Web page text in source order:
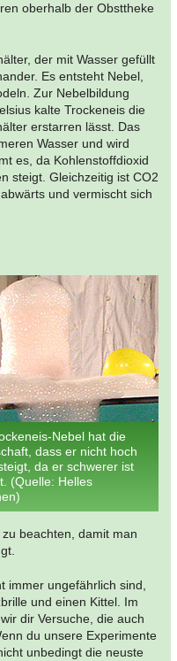
oberhalb der Obsttheke
der mit Wasser gefüllt
Es entsteht Nebel,
Zur Nebelbildung
kalte Trockeneis die
erstarren lässt. Das
Wasser und wird
es, da Kohlenstoffdioxid
steigt. Gleichzeitig ist CO2
und vermischt sich
Nebel hat die
dass er nicht hoch
da er schwerer ist
(Quelle: Helles
beachten, damit man
immer ungefährlich sind,
und einen Kittel. Im
dir Versuche, die auch
du unsere Experimente
unbedingt die neuste